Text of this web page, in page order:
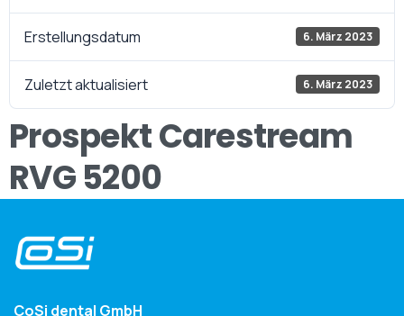
Erstellungsdatum 6. März 2023
Zuletzt aktualisiert 6. März 2023
Prospekt Carestream
RVG 5200
CoSi dental GmbH